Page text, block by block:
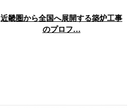
近畿圏から全国へ展開する築炉工事
のプロフ…